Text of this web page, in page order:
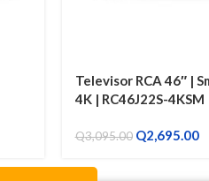
Televisor RCA 46″ |
4K | RC46J22S-4KSM
Q3,095.00 Q2,695.00